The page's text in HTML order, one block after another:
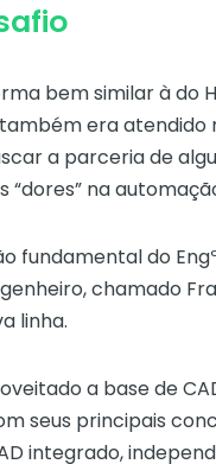
bem similar à do
era
a parceria de
na
fundamental do
chamado
linha.
a base de
seus principais
integrado,